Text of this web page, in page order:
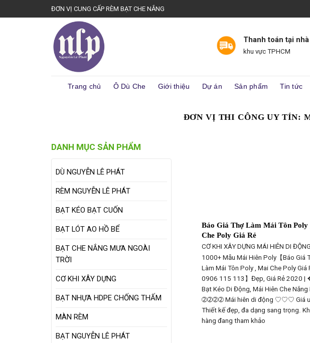
to
ĐƠN VỊ CUNG CẤP RÈM BẠT CHE NẮNG
Thanh toán tại nhà
khu vực TPHCM
Trang chủ Ô Dù Che Giới thiệu Dự án Sản phẩm Tin tức
ĐƠN VỊ THI CÔNG UY TÍN:
DANH MỤC SẢN PHẨM
DÙ NGUYỄN LÊ PHÁT
RÈM NGUYỄN LÊ PHÁT
BẠT KÉO BẠT CUỐN
BẠT LÓT AO HỒ BỂ
BẠT CHE NẮNG MƯA NGOÀI
TRỜI
CƠ KHI XÂY DỰNG
BẠT NHỰA HDPE CHỐNG THẤM
MÀN RÈM
BẠT NGUYỄN LÊ PHÁT
Báo Giá Thợ Làm Mái Tôn
Che Poly Giá Rẻ
CƠ KHI XÂY DỰNG MÁI HIÊN DI ĐỘNG
1000+ Mẫu Mái Hiên Poly【Báo Giá
Làm Mái Tôn Poly , Mai Che Poly Giá
0906 115 113】Đẹp, Giá Rẻ 2020 |
Bạt Kéo Di Động, Mái Hiên Che Nắng
➁➁➁➁ Mái hiên di động ♡♡♡ Giá
Thiết kế đẹp, đa dạng sang trọng.
hàng đang tham khảo